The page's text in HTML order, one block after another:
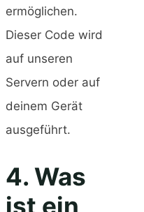
ermöglichen.
Dieser Code wird
auf unseren
Servern oder auf
deinem Gerät
ausgeführt.
4. Was
ist ein